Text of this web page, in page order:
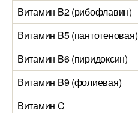
Витамин B2 (рибофлавин)
Витамин B5 (пантотеновая)
Витамин B6 (пиридоксин)
Витамин B9 (фолиевая)
Витамин C